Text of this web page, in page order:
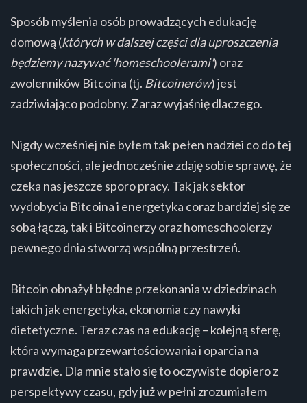
Sposób myślenia osób prowadzących edukację
domową (których w dalszej części dla uproszczenia
będziemy nazywać 'homeschoolerami') oraz
zwolenników Bitcoina (tj. Bitcoinerów) jest
zadziwiająco podobny. Zaraz wyjaśnię dlaczego.
Nigdy wcześniej nie byłem tak pełen nadziei co do tej
społeczności, ale jednocześnie zdaję sobie sprawę, że
czeka nas jeszcze sporo pracy. Tak jak sektor
wydobycia Bitcoina i energetyka coraz bardziej się ze
sobą łączą, tak i Bitcoinerzy oraz homeschoolerzy
pewnego dnia stworzą wspólną przestrzeń.
Bitcoin obnażył błędne przekonania w dziedzinach
takich jak energetyka, ekonomia czy nawyki
dietetyczne. Teraz czas na edukację – kolejną sferę,
która wymaga przewartościowania i oparcia na
prawdzie. Dla mnie stało się to oczywiste dopiero z
perspektywy czasu, gdy już w pełni zrozumiałem